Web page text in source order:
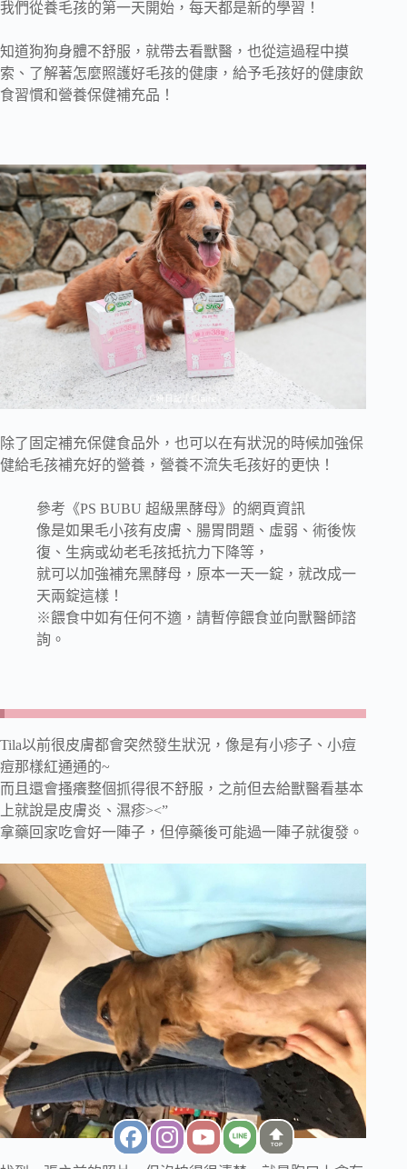
我們從養毛孩的第一天開始，每天都是新的學習！
知道狗狗身體不舒服，就帶去看獸醫，也從這過程中摸
索、了解著怎麼照護好毛孩的健康，給予毛孩好的健康飲
食習慣和營養保健補充品！
除了固定補充保健食品外，也可以在有狀況的時候加強保
健給毛孩補充好的營養，營養不流失毛孩好的更快！
參考《PS BUBU 超級黑酵母》的網頁資訊
像是如果毛小孩有皮膚、腸胃問題、虛弱、術後恢
復、生病或幼老毛孩抵抗力下降等，
就可以加強補充黑酵母，原本一天一錠，就改成一
天兩錠這樣！
※餵食中如有任何不適，請暫停餵食並向獸醫師諮
詢。
Tila以前很皮膚都會突然發生狀況，像是有小疹子、小痘
痘那樣紅通通的~
而且還會搔癢整個抓得很不舒服，之前但去給獸醫看基本
上就說是皮膚炎、濕疹><”
拿藥回家吃會好一陣子，但停藥後可能過一陣子就復發。
TOP